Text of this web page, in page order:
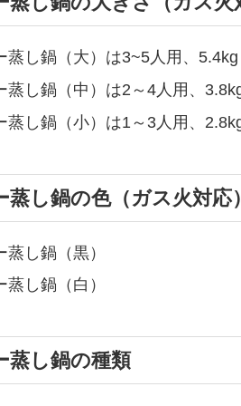
蒸し鍋（大）は3~5人用、5.4kg
蒸し鍋（中）は2～4人用、
蒸し鍋（小）は1～3人用、
蒸し鍋の色（ガス火対応）
蒸し鍋（黒）
蒸し鍋（白）
蒸し鍋の種類